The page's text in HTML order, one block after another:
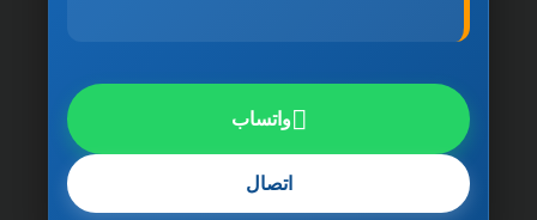
الحياة من أهم الخدمات التي يبحث عنها أصحاب
المنازل والمنازل الفاخرة للحفاظ على نظافة
المكان وجودته. فالتنظيف الاحترافي لا يقتصر
واتساب
اتصال